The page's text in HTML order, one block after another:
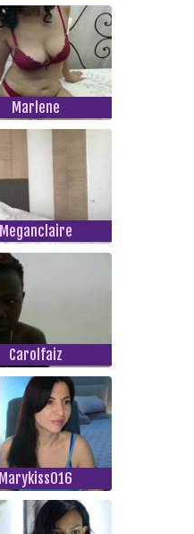
Marlene
Meganclaire
Carolfaiz
Marykiss016